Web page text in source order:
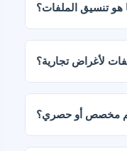
هو تنسيق الملفات؟
لأغراض تجارية؟
مخصص أو حصري؟